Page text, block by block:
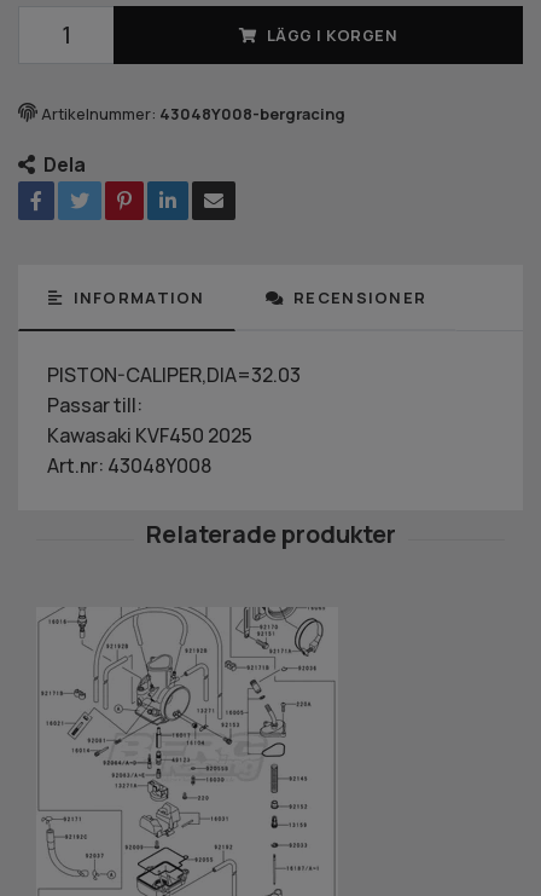
LÄGG I KORGEN
Artikelnummer: 43048Y008-bergracing
Dela
INFORMATION RECENSIONER
PISTON-CALIPER,DIA=32.03
Passar till:
Kawasaki KVF450 2025
Art.nr: 43048Y008